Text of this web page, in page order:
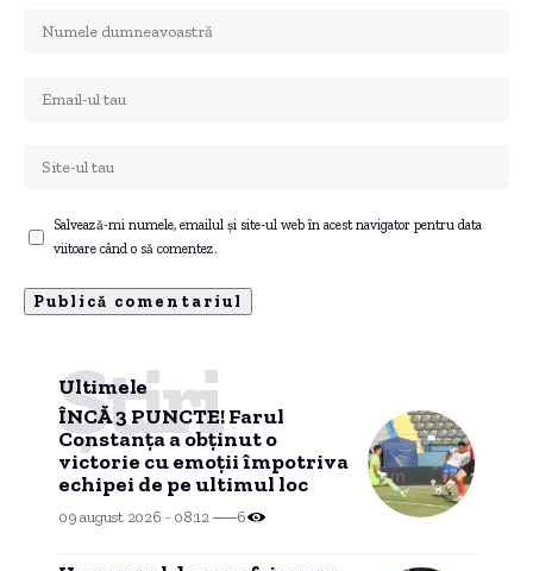
Salvează-mi numele, emailul și site-ul web în acest navigator pentru data
viitoare când o să comentez.
Ultimele
Știri
ÎNCĂ 3 PUNCTE! Farul
Constanța a obținut o
victorie cu emoții împotriva
echipei de pe ultimul loc
09 august 2026 - 08:12 6